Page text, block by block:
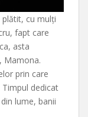
plătit, cu mulți
fapt care
asta
Mamona.
prin care
dedicat
lume, banii